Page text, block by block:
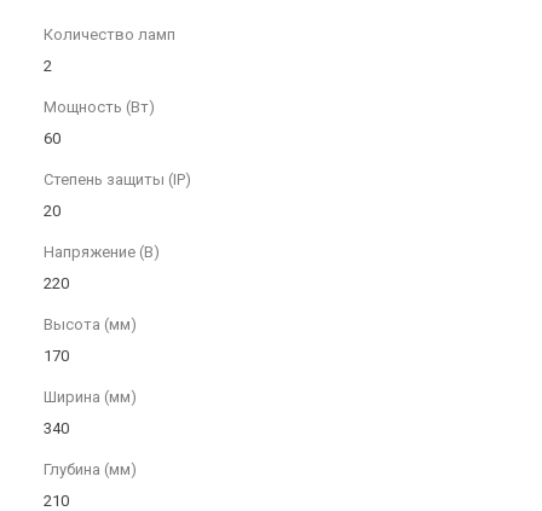
Количество ламп
2
Мощность (Вт)
60
Степень защиты (IP)
20
Напряжение (В)
220
Высота (мм)
170
Ширина (мм)
340
Глубина (мм)
210